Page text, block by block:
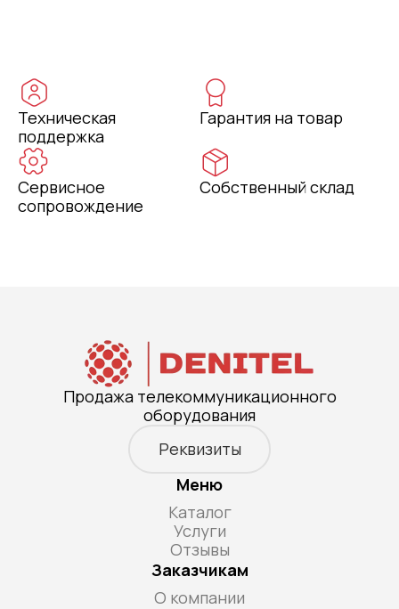
Техническая
поддержка
Гарантия на товар
Сервисное
сопровождение
Собственный склад
Продажа телекоммуникационного
оборудования
Реквизиты
Меню
Каталог
Услуги
Отзывы
Заказчикам
О компании